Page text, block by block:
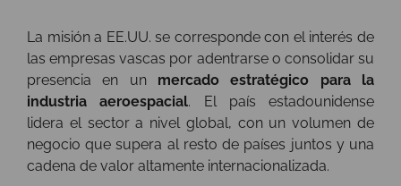
La misión a EE.UU. se corresponde con el interés de
las empresas vascas por adentrarse o consolidar su
presencia en un mercado estratégico para la
industria aeroespacial. El país estadounidense
lidera el sector a nivel global, con un volumen de
negocio que supera al resto de países juntos y una
cadena de valor altamente internacionalizada.